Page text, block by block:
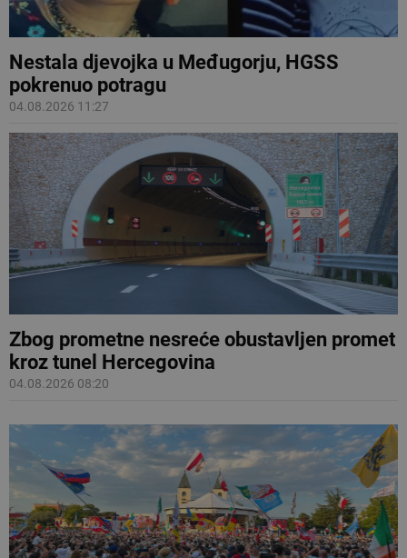
Nestala djevojka u Međugorju, HGSS
pokrenuo potragu
04.08.2026 11:27
Zbog prometne nesreće obustavljen promet
kroz tunel Hercegovina
04.08.2026 08:20